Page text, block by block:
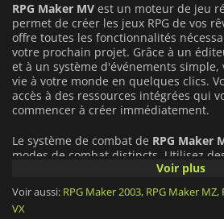
RPG Maker MV est un moteur de jeu
permet de créer les jeux RPG de vos
offre toutes les fonctionnalités
votre prochain projet. Grâce à un
et à un système d'événements simple,
vie à votre monde en quelques clics.
accès à des ressources intégrées qui
commencer à créer immédiatement.
Le système de combat de RPG Maker
modes de combat distincts. Utilisez
tour ou en temps réel selon les
et personnalisez-les davantage avec
souhaitez. Vos joueurs apprécieront
leur écran tactile pour des cartes plus
Voir plus
Voir aussi: RPG Maker 2003, RPG Maker MZ,
VX